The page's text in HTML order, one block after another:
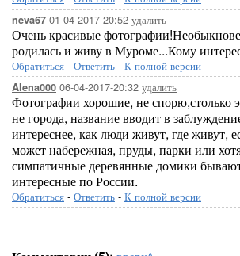
neva67 01-04-2017-20:52 удалить
Очень красивые
родилась и живу в Муроме...Кому
Обратиться - Ответить - К полной версии
Alena000 06-04-2017-20:32 удалить
Фотографии хорошие, не спорю,столько
не города, название вводит в
интереснее, как люди живут, где живут,
может набережная, пруды, парки или
симпатичные деревянные домики
интересные по России.
Обратиться - Ответить - К полной версии